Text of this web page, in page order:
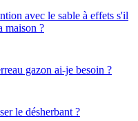
avec le sable à effets s'il
maison ?
gazon ai-je besoin ?
le désherbant ?